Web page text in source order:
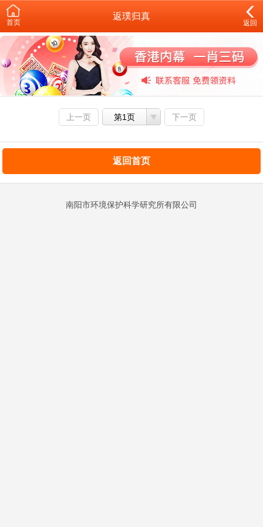
首页
返璞归真
返回
上一页 第1页 下一页
返回首页
南阳市环境保护科学研究所有限公司